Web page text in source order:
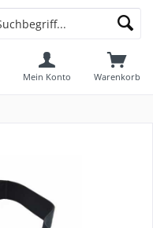
Warenkorb
Mein Konto